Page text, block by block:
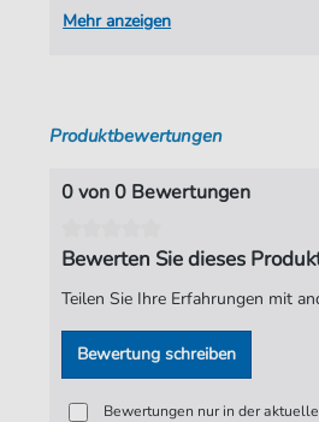
Verlag:
Mehr anzeigen
Produktbewertungen
0 von 0 Bewertungen
Bewerten Sie dieses
Teilen Sie Ihre Erfahrungen mit
Bewertung schreiben
Bewertungen nur in der